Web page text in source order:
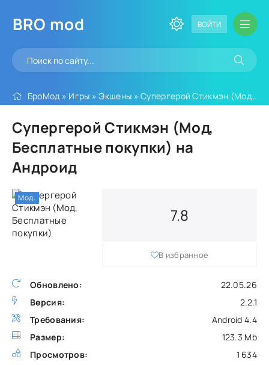
BRO mod ВОЙТИ
БроМод » Игры »Экшены » Супергерой Стикмэн (Мод, Бесплатные покупки)
Супергерой Стикмэн (Мод,
Бесплатные покупки) на
Андроид
Обновлено:
22.05.26
Версия:
2.2.1
Требования:
Android 4.4
Размер:
123.3 Mb
Просмотров:
1 634
7.8
В избранное
Мод: